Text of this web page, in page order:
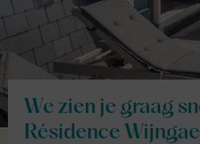
We zien je graag
Résidence